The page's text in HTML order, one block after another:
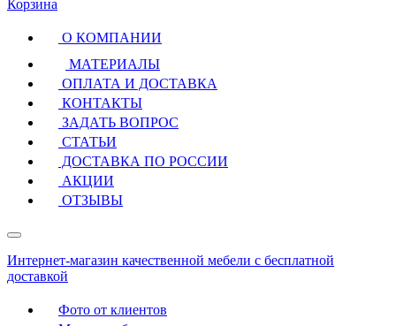
Корзина
О КОМПАНИИ
МАТЕРИАЛЫ
ОПЛАТА И ДОСТАВКА
КОНТАКТЫ
ЗАДАТЬ ВОПРОС
СТАТЬИ
ДОСТАВКА ПО РОССИИ
АКЦИИ
ОТЗЫВЫ
Интернет-магазин качественной мебели с бесплатной
доставкой
Фото от клиентов